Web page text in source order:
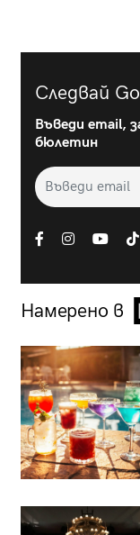
Следвай
Въведи email,
бюлетин
Намерено в